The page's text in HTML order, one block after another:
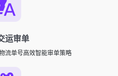
运审单
流单号高效智能审单策略